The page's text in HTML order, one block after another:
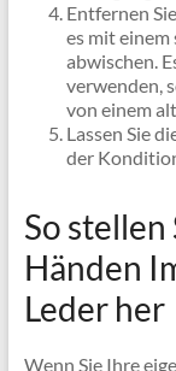
Entfernen
es mit einem
abwischen.
verwenden,
von einem
Lassen Sie
der
So
Händen
Leder her
Wenn Sie Ihre